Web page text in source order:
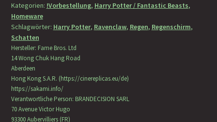
Kategorien: !Vorbestellung, Harry Potter / Fantastic Beasts,
Homeware
Schlagwörter: Harry Potter, Ravenclaw, Regen, Regenschirm,
Schatten
Hersteller: Fame Bros. Ltd
14 Wong Chuk Hang Road
Aberdeen
Hong Kong S.A.R. (https://cinereplicas.eu/de)
https://sakami.info/
Verantwortliche Person: BRANDECISION SARL
70 Avenue Victor Hugo
93300 Aubervilliers (FR)